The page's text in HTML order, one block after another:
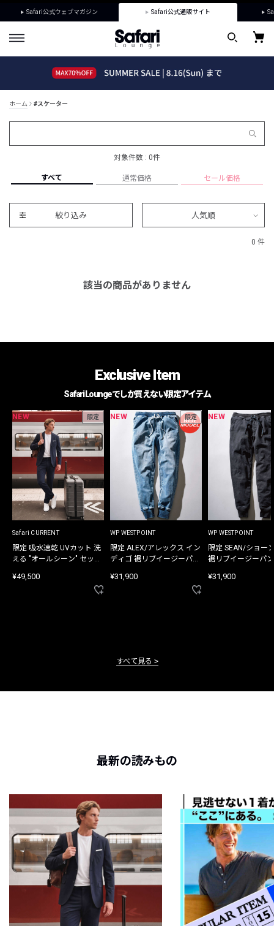
Safari公式ウェブマガジン Safari公式通販サイト
ホーム #スケーター
対象件数 : 0件
すべて 通常価格 セール価格
絞り込み 人気順
0 件
該当の商品がありません
Exclusive Item
Safari Loungeでしか買えない限定アイテム
NEW 限定
Safari CURRENT
限定 吸水速乾 UVカット 洗
える "オールシーン" セット
¥49,500
NEW 限定
WP WESTPOINT
限定 ALEX/アレックス イン
ディゴ 裾リブイージーパン
¥31,900
NEW
WP WESTPOINT
限定 SEAN/ショー
裾リブイージーパ
¥31,900
すべて見る
最新の読みもの